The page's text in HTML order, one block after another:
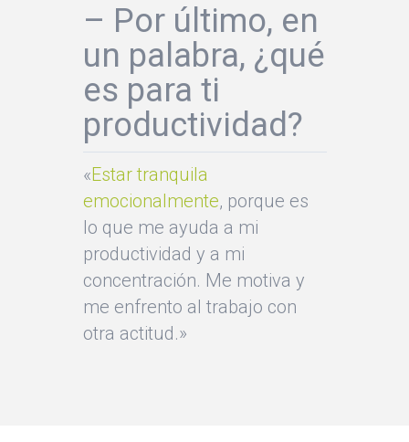
– Por último, en
un palabra, ¿qué
es para ti
productividad?
«Estar tranquila
emocionalmente, porque es
lo que me ayuda a mi
productividad y a mi
concentración. Me motiva y
me enfrento al trabajo con
otra actitud.»